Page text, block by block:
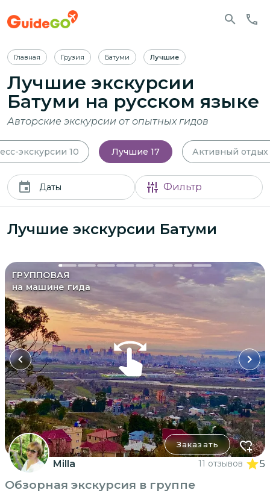
Главная Грузия Батуми Лучшие
Лучшие экскурсии
Батуми на русском языке
Авторские экскурсии от опытных гидов
экскурсии 10 Лучшие 17 Активный отдых
Даты Фильтр
Лучшие экскурсии Батуми
ГРУППОВАЯ
на машине гида
Заказать
Milla 11 отзывов 5
Обзорная экскурсия в группе